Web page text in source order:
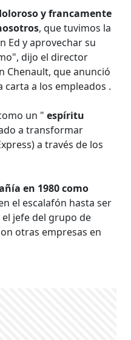
y francamente
, que tuvimos la
Ed y aprovechar su
dijo el director
Chenault, que anunció
carta a los empleados .
un "espíritu
a transformar
a través de los
en 1980 como
el escalafón hasta ser
jefe del grupo de
otras empresas en